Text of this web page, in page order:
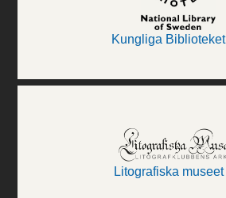
Kungliga Biblioteket
Litografiska museet